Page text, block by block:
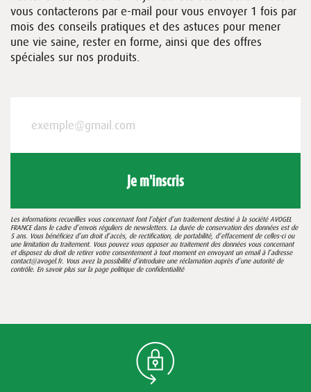
vous contacterons par e-mail pour vous envoyer 1 fois par
mois des conseils pratiques et des astuces pour mener
une vie saine, rester en forme, ainsi que des offres
spéciales sur nos produits.
Je m'inscris
Les informations recueillies vous concernant font l’objet d’un traitement destiné à la société AVOGEL
FRANCE dans le cadre d’envois réguliers de newsletters. La durée de conservation des données est de
5 ans. Vous bénéficiez d’un droit d’accès, de rectification, de portabilité, d’effacement de celles-ci ou
une limitation du traitement. Vous pouvez vous opposer au traitement des données vous concernant
et disposez du droit de retirer votre consentement à tout moment en envoyant un email à l’adresse
contact@avogel.fr. Vous avez la possibilité d’introduire une réclamation auprès d’une autorité de
contrôle. En savoir plus sur la pagepolitique de confidentialité